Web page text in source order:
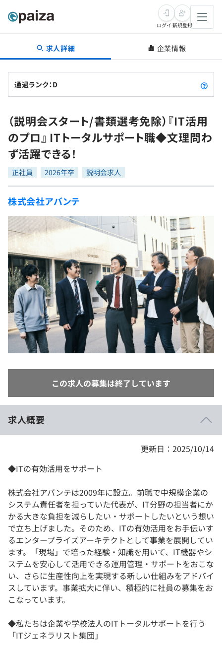
転職・キャリア
転職成功ガイド
転職エージェント
インタビュー
転職成功ガイド
新卒就活
求人検索
本選考
インターン
新卒エージェント
イベント・セミナー
インタビュー
就活成功ガイド
学習
問題集
4択課題
ナレッジ
リファレンス
プラン
個人向けプラン
法人向けプラン
学校向けプラン
プログラミング言語
ゲーム・マンガ
Tech Team Journal
paiza times
note
paizaとは？
ログイン新規登録
求人詳細 企業情報
通過ランク：D
（説明会スタート/書類選考免除）『IT活用
のプロ』 ITトータルサポート職◆文理問わ
ず活躍できる！
正社員 2026年卒 説明会求人
株式会社アバンテ
この求人の募集は終了しています
求人概要
更新日：2025/10/14
◆ITの有効活用をサポート
株式会社アバンテは2009年に設立。前職で中規模企業の
システム責任者を担っていた代表が、IT分野の担当者にか
かる大きな負担を減らしたい・サポートしたいという想い
で立ち上げました。そのため、ITの有効活用をお手伝いす
るエンタープライズアーキテクトとして事業を展開してい
ます。「現場」で培った経験・知識を用いて、IT機器やシ
ステムを安心して活用できる運用管理・サポートをおこな
い、さらに生産性向上を実現する新しい仕組みをアドバイ
スしています。事業拡大に伴い、積極的に社員の募集をお
こなっています。
◆私たちは企業や学校法人のITトータルサポートを行う
「ITジェネラリスト集団」